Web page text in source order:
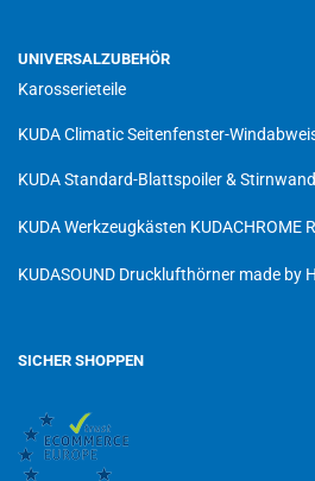
UNIVERSALZUBEHÖR
Karosserieteile
KUDA Climatic Seitenfenster-
KUDA Standard-Blattspoiler &
KUDA Werkzeugkästen KUDACHROME
KUDASOUND Drucklufthörner made by
SICHER SHOPPEN